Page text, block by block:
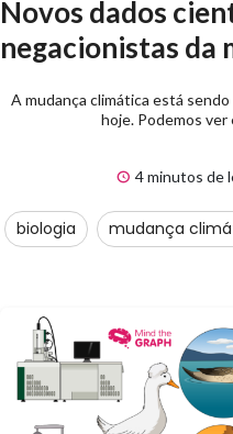
Novos dados
negacionistas da
A mudança climática está
hoje. Podemos ver
4 minutos de
biologia mudança